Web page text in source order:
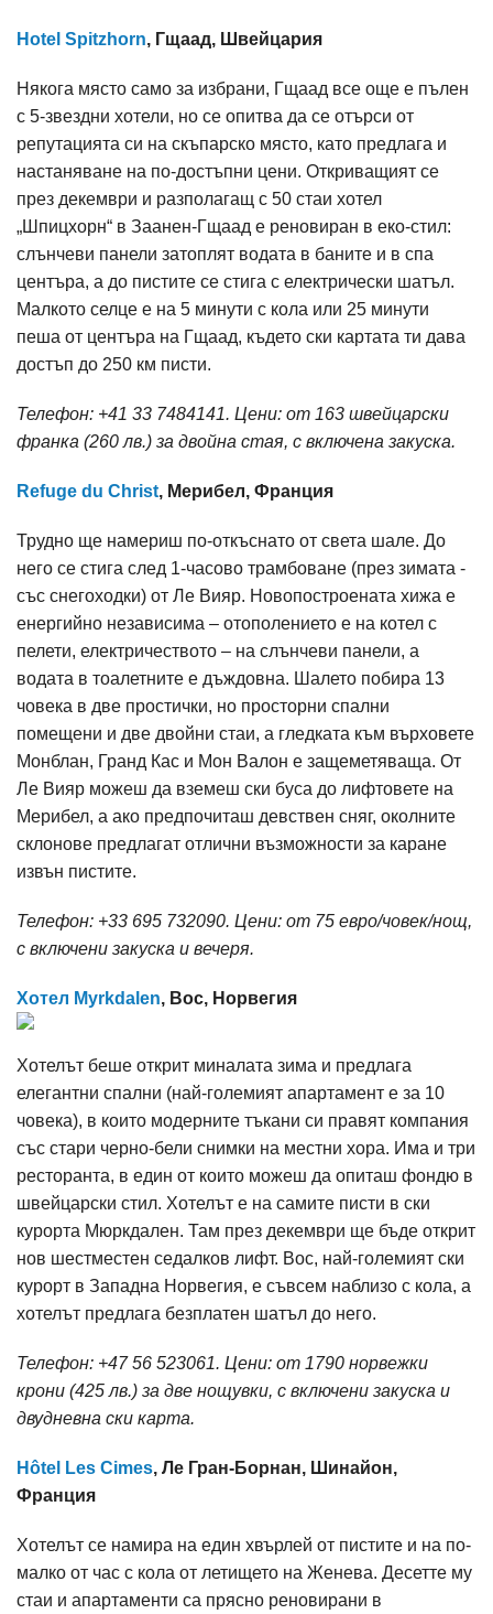
Hotel Spitzhorn, Гщаад, Швейцария
Някога място само за избрани, Гщаад все още е пълен
с 5-звездни хотели, но се опитва да се отърси от
репутацията си на скъпарско място, като предлага и
настаняване на по-достъпни цени. Откриващият се
през декември и разполагащ с 50 стаи хотел
„Шпицхорн“ в Заанен-Гщаад е реновиран в еко-стил:
слънчеви панели затоплят водата в баните и в спа
центъра, а до пистите се стига с електрически шатъл.
Малкото селце е на 5 минути с кола или 25 минути
пеша от центъра на Гщаад, където ски картата ти дава
достъп до 250 км писти.
Телефон: +41 33 7484141. Цени: от 163 швейцарски
франка (260 лв.) за двойна стая, с включена закуска.
Refuge du Christ, Мерибел, Франция
Трудно ще намериш по-откъснато от света шале. До
него се стига след 1-часово трамбоване (през зимата -
със снегоходки) от Ле Вияр. Новопостроената хижа е
енергийно независима – отополението е на котел с
пелети, електричеството – на слънчеви панели, а
водата в тоалетните е дъждовна. Шалето побира 13
човека в две простички, но просторни спални
помещени и две двойни стаи, а гледката към върховете
Монблан, Гранд Кас и Мон Валон е защеметяваща. От
Ле Вияр можеш да вземеш ски буса до лифтовете на
Мерибел, а ако предпочиташ девствен сняг, околните
склонове предлагат отлични възможности за каране
извън пистите.
Телефон: +33 695 732090. Цени: от 75 евро/човек/нощ,
с включени закуска и вечеря.
Хотел Myrkdalen, Вос, Норвегия
Хотелът беше открит миналата зима и предлага
елегантни спални (най-големият апартамент е за 10
човека), в които модерните тъкани си правят компания
със стари черно-бели снимки на местни хора. Има и три
ресторанта, в един от които можеш да опиташ фондю в
швейцарски стил. Хотелът е на самите писти в ски
курорта Мюркдален. Там през декември ще бъде открит
нов шестместен седалков лифт. Вос, най-големият ски
курорт в Западна Норвегия, е съвсем наблизо с кола, а
хотелът предлага безплатен шатъл до него.
Телефон: +47 56 523061. Цени: от 1790 норвежки
крони (425 лв.) за две нощувки, с включени закуска и
двудневна ски карта.
Hôtel Les Cimes, Ле Гран-Борнан, Шинайон,
Франция
Хотелът се намира на един хвърлей от пистите и на по-
малко от час с кола от летището на Женева. Десетте му
стаи и апартаменти са прясно реновирани в